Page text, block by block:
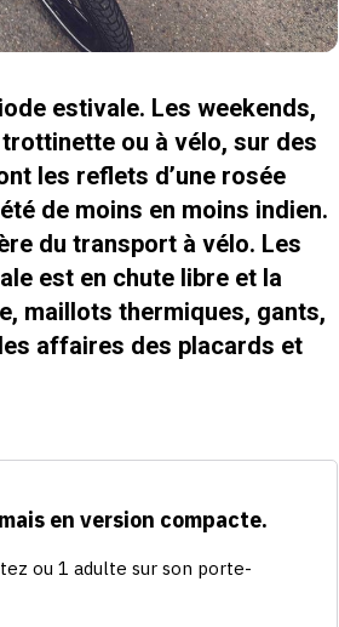
estivale. Les weekends,
trottinette ou à vélo, sur des
les reflets d’une rosée
de moins en moins indien.
du transport à vélo. Les
est en chute libre et la
maillots thermiques, gants,
affaires des placards et